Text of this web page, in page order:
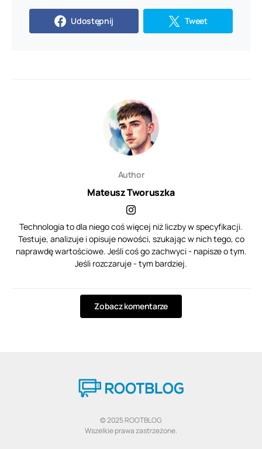
Udostępnij Tweet
Author
Mateusz Tworuszka
Technologia to dla niego coś więcej niż liczby w specyfikacji.
Testuje, analizuje i opisuje nowości, szukając w nich tego, co
naprawdę wartościowe. Jeśli coś go zachwyci - napisze o tym.
Jeśli rozczaruje - tym bardziej.
Zobacz komentarze
© 2025 ROOTBLOG
Wszelkie prawa zastrzeżone.